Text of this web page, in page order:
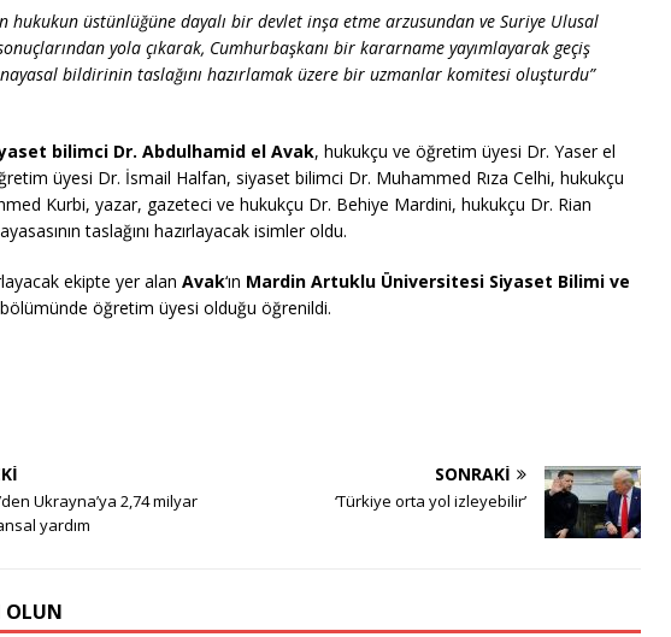
hukukun üstünlüğüne dayalı bir devlet inşa etme arzusundan ve Suriye Ulusal
yola çıkarak, Cumhurbaşkanı bir kararname yayımlayarak geçiş
bildirinin taslağını hazırlamak üzere bir uzmanlar komitesi oluşturdu”
bilimci Dr. Abdulhamid el Avak, hukukçu ve öğretim üyesi Dr. Yaser el
üyesi Dr. İsmail Halfan, siyaset bilimci Dr. Muhammed Rıza Celhi, hukukçu
Kurbi, yazar, gazeteci ve hukukçu Dr. Behiye Mardini, hukukçu Dr. Rian
taslağını hazırlayacak isimler oldu.
ekipte yer alan Avak‘ın Mardin Artuklu Üniversitesi Siyaset Bilimi ve
bölümünde öğretim üyesi olduğu öğrenildi.
Ukrayna’ya 2,74 milyar
yardım
SONRAKI
‘Türkiye orta yol izleyebilir’
OLUN